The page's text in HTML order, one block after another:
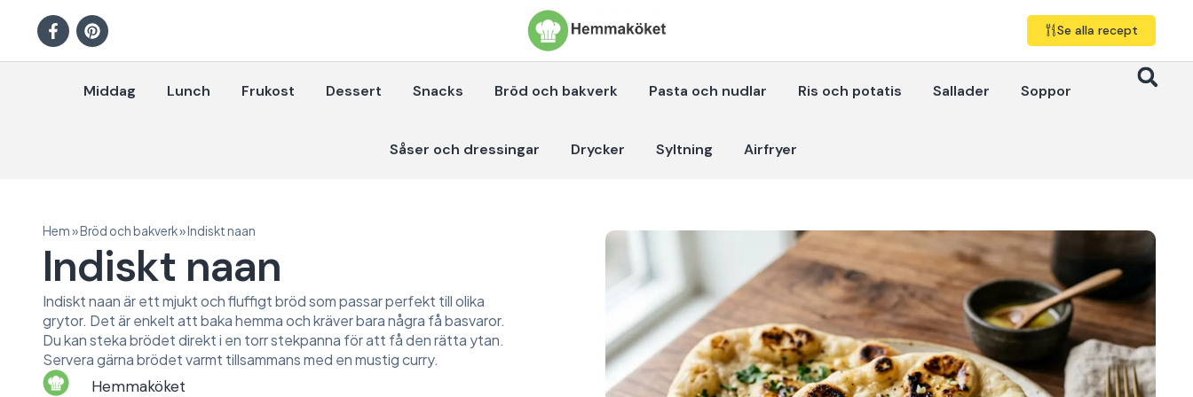
Se alla recept
Middag Lunch Frukost Dessert Snacks Bröd och bakverk Pasta och nudlar Ris och potatis Sallader Soppor
Såser och dressingar Drycker Syltning Airfryer
Hem»Bröd och bakverk»Indiskt naan
Indiskt naan
Indiskt naan är ett mjukt och fluffigt bröd som passar perfekt till olika
grytor. Det är enkelt att baka hemma och kräver bara några få basvaror.
Du kan steka brödet direkt i en torr stekpanna för att få den rätta ytan.
Servera gärna brödet varmt tillsammans med en mustig curry.
Hemmaköket